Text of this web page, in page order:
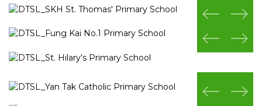
prev
next
prev
next
prev
next
prev
next